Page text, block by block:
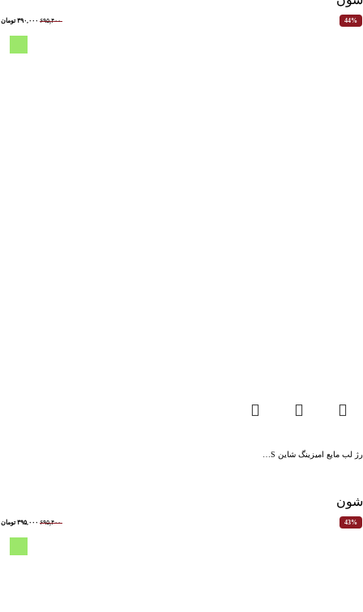
44% ۶۹۵,۴۰۰ ۳۹۰,۰۰۰ تومان
رژ لب مایع امیزینگ شاین S…
شون
43% ۶۹۵,۴۰۰ ۳۹۵,۰۰۰ تومان